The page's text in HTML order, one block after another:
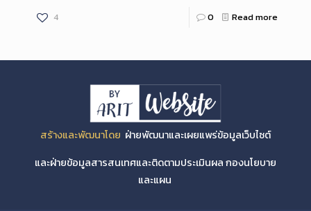
4 0 Read more
สร้างและพัฒนาโดย ฝ่ายพัฒนาและเผยแพร่ข้อมูลเว็บไซต์
และฝ่ายข้อมูลสารสนเทศและติดตามประเมินผล กองนโยบาย
และแผน